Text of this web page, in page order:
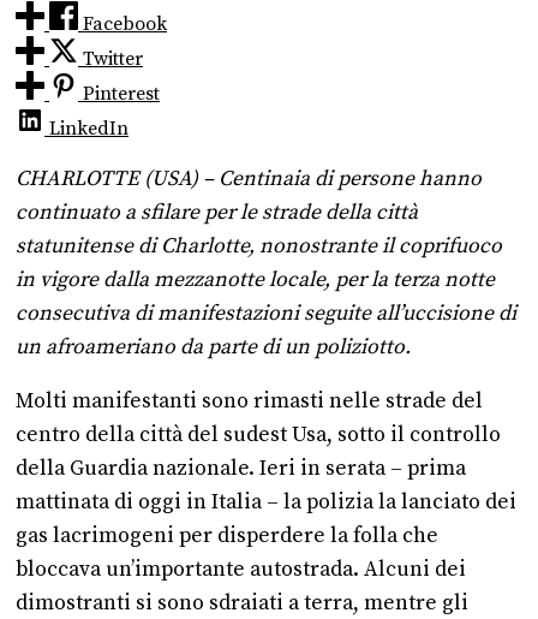
Facebook
Twitter
Pinterest
LinkedIn
CHARLOTTE (USA) – Centinaia di persone hanno
continuato a sfilare per le strade della città
statunitense di Charlotte, nonostrante il coprifuoco
in vigore dalla mezzanotte locale, per la terza notte
consecutiva di manifestazioni seguite all’uccisione di
un afroameriano da parte di un poliziotto.
Molti manifestanti sono rimasti nelle strade del
centro della città del sudest Usa, sotto il controllo
della Guardia nazionale. Ieri in serata – prima
mattinata di oggi in Italia – la polizia la lanciato dei
gas lacrimogeni per disperdere la folla che
bloccava un’importante autostrada. Alcuni dei
dimostranti si sono sdraiati a terra, mentre gli